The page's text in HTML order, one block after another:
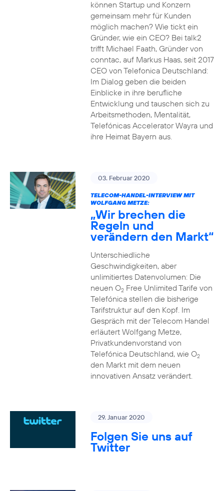
können Startup und Konzern
gemeinsam mehr für Kunden
möglich machen? Wie tickt ein
Gründer, wie ein CEO? Bei talk2
trifft Michael Faath, Gründer von
conntac, auf Markus Haas, seit 2017
CEO von Telefonica Deutschland:
Im Dialog geben die beiden
Einblicke in ihre berufliche
Entwicklung und tauschen sich zu
Arbeitsmethoden, Mentalität,
Telefónicas Accelerator Wayra und
ihre Heimat Bayern aus.
03. Februar 2020
TELECOM-HANDEL-INTERVIEW MIT
WOLFGANG METZE:
„Wir brechen die
Regeln und
verändern den Markt“
Unterschiedliche
Geschwindigkeiten, aber
unlimitiertes Datenvolumen: Die
neuen O2Free Unlimited Tarife von
Telefónica stellen die bisherige
Tarifstruktur auf den Kopf. Im
Gespräch mit der Telecom Handel
erläutert Wolfgang Metze,
Privatkundenvorstand von
Telefónica Deutschland, wie O2
den Markt mit dem neuen
innovativen Ansatz verändert.
29. Januar 2020
Folgen Sie uns auf
Twitter